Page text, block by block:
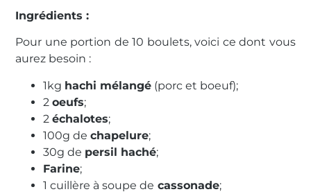
Ingrédients :
Pour une portion de 10 boulets, voici ce dont vous
aurez besoin :
1kg hachi mélangé (porc et boeuf);
2oeufs;
2échalotes;
100g dechapelure;
30g de persil haché;
Farine;
1 cuillère à soupe de cassonade;